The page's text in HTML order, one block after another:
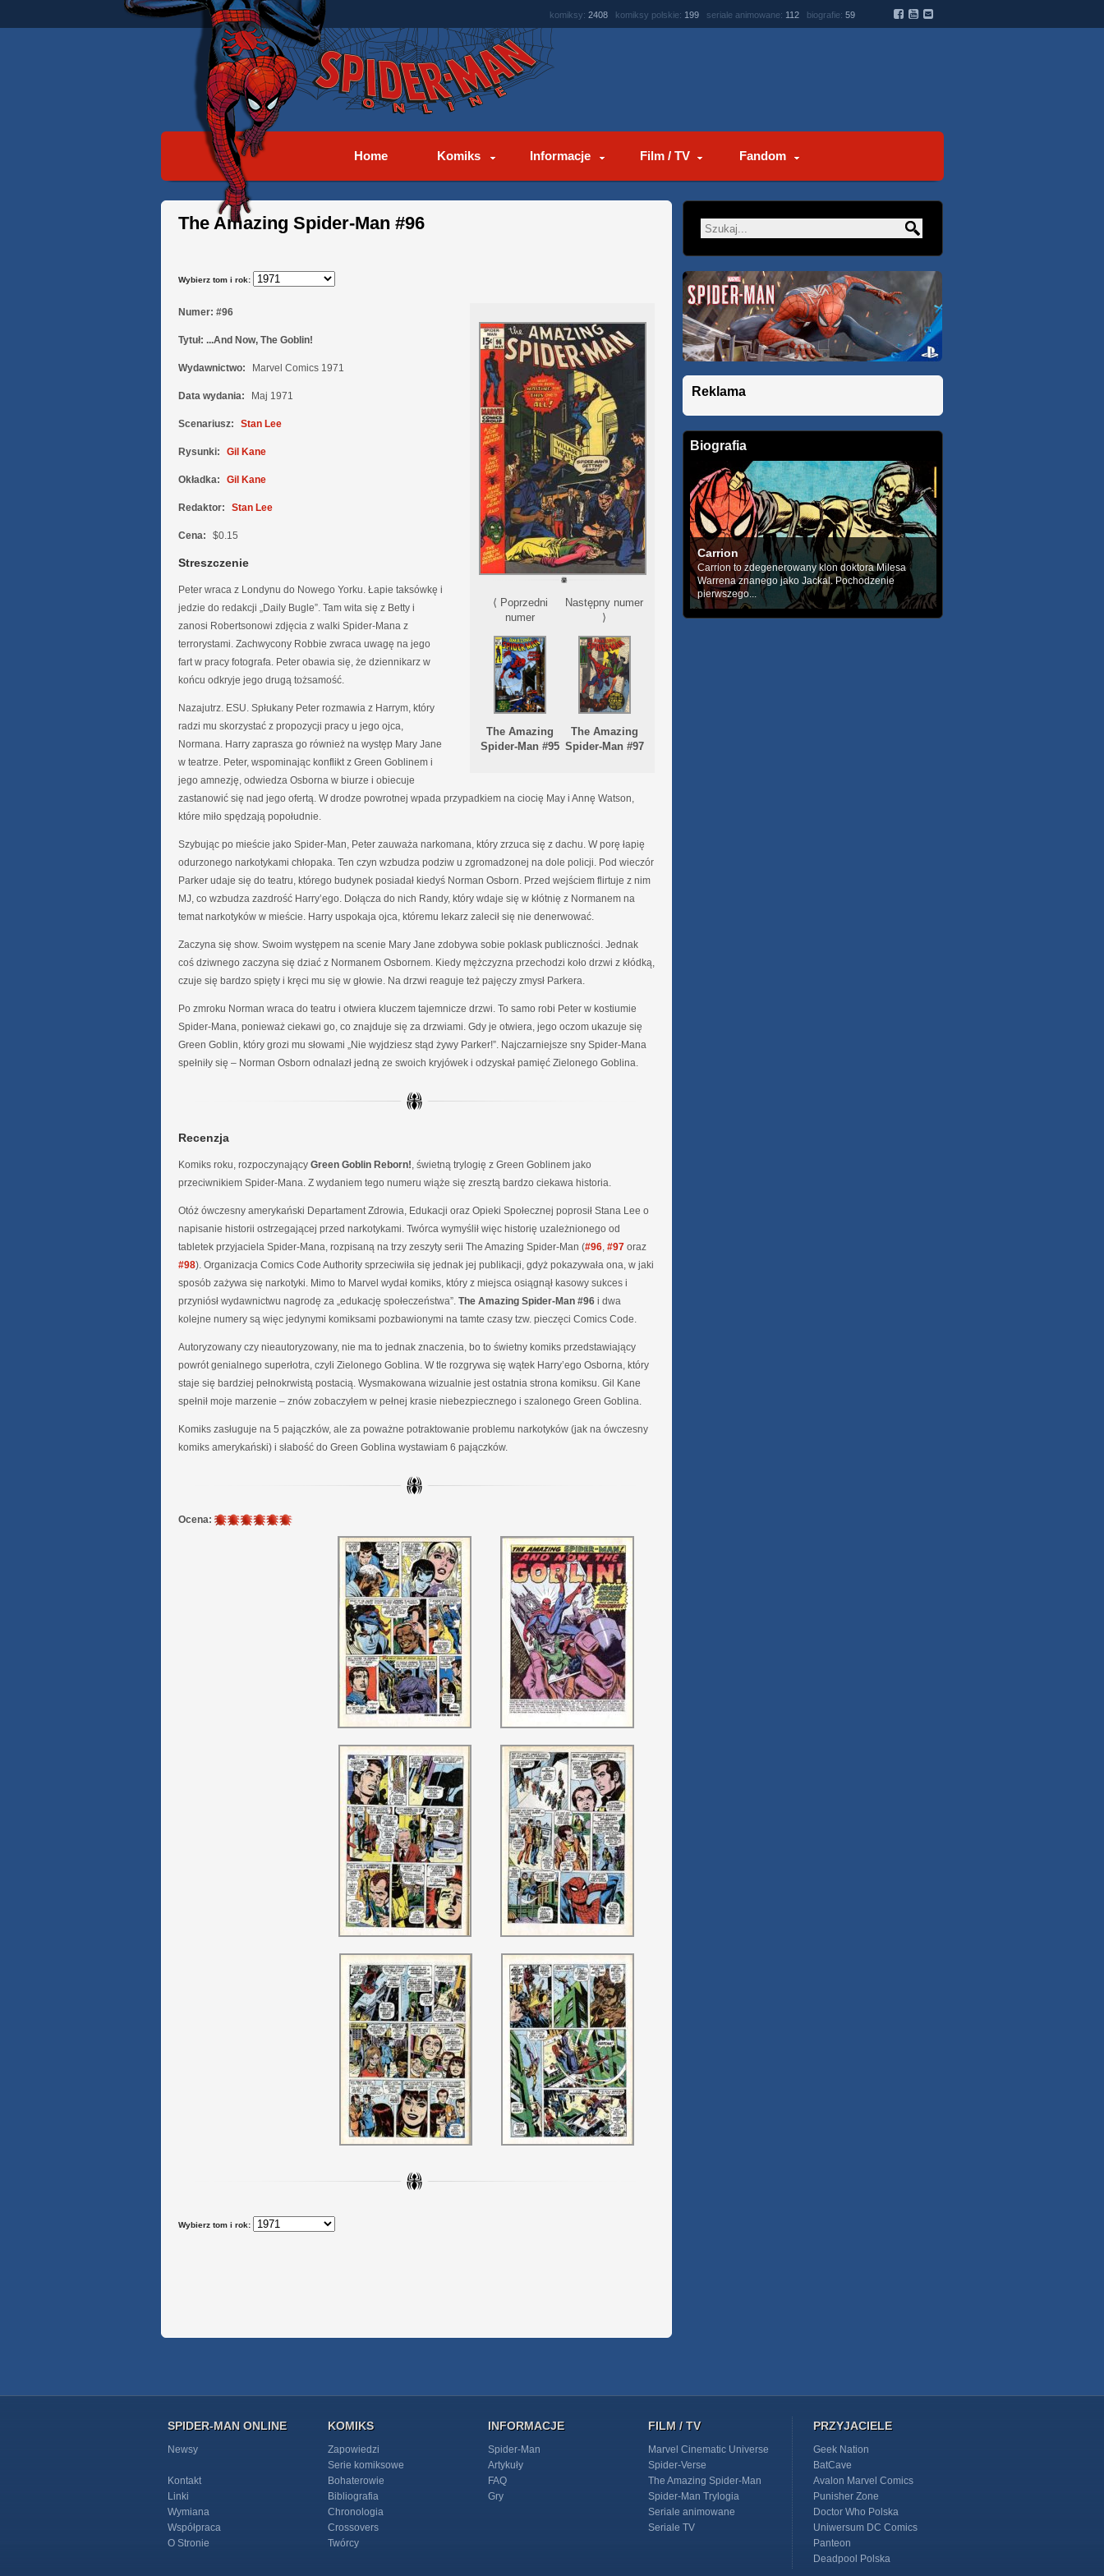
komiksy: 2408 komiksy polskie: 199 seriale animowane: 112 biografie: 59
Home Komiks Informacje Film / TV Fandom
The Amazing Spider-Man #96
Wybierz tom i rok:
⟨ Poprzedni
numer
The Amazing
Spider-Man #95
Następny numer
⟩
The Amazing
Spider-Man #97
Numer: #96
Tytuł: ...And Now, The Goblin!
Wydawnictwo: Marvel Comics 1971
Data wydania: Maj 1971
Scenariusz: Stan Lee
Rysunki: Gil Kane
Okładka: Gil Kane
Redaktor: Stan Lee
Cena: $0.15
Streszczenie
Peter wraca z Londynu do Nowego Yorku. Łapie taksówkę i
jedzie do redakcji „Daily Bugle”. Tam wita się z Betty i
zanosi Robertsonowi zdjęcia z walki Spider-Mana z
terrorystami. Zachwycony Robbie zwraca uwagę na jego
fart w pracy fotografa. Peter obawia się, że dziennikarz w
końcu odkryje jego drugą tożsamość.
Nazajutrz. ESU. Spłukany Peter rozmawia z Harrym, który
radzi mu skorzystać z propozycji pracy u jego ojca,
Normana. Harry zaprasza go również na występ Mary Jane
w teatrze. Peter, wspominając konflikt z Green Goblinem i
jego amnezję, odwiedza Osborna w biurze i obiecuje
zastanowić się nad jego ofertą. W drodze powrotnej wpada przypadkiem na ciocię May i Annę Watson,
które miło spędzają popołudnie.
Szybując po mieście jako Spider-Man, Peter zauważa narkomana, który zrzuca się z dachu. W porę łapię
odurzonego narkotykami chłopaka. Ten czyn wzbudza podziw u zgromadzonej na dole policji. Pod wieczór
Parker udaje się do teatru, którego budynek posiadał kiedyś Norman Osborn. Przed wejściem flirtuje z nim
MJ, co wzbudza zazdrość Harry’ego. Dołącza do nich Randy, który wdaje się w kłótnię z Normanem na
temat narkotyków w mieście. Harry uspokaja ojca, któremu lekarz zalecił się nie denerwować.
Zaczyna się show. Swoim występem na scenie Mary Jane zdobywa sobie poklask publiczności. Jednak
coś dziwnego zaczyna się dziać z Normanem Osbornem. Kiedy mężczyzna przechodzi koło drzwi z kłódką,
czuje się bardzo spięty i kręci mu się w głowie. Na drzwi reaguje też pajęczy zmysł Parkera.
Po zmroku Norman wraca do teatru i otwiera kluczem tajemnicze drzwi. To samo robi Peter w kostiumie
Spider-Mana, ponieważ ciekawi go, co znajduje się za drzwiami. Gdy je otwiera, jego oczom ukazuje się
Green Goblin, który grozi mu słowami „Nie wyjdziesz stąd żywy Parker!”. Najczarniejsze sny Spider-Mana
spełniły się – Norman Osborn odnalazł jedną ze swoich kryjówek i odzyskał pamięć Zielonego Goblina.
Recenzja
Komiks roku, rozpoczynający Green Goblin Reborn!, świetną trylogię z Green Goblinem jako
przeciwnikiem Spider-Mana. Z wydaniem tego numeru wiąże się zresztą bardzo ciekawa historia.
Otóż ówczesny amerykański Departament Zdrowia, Edukacji oraz Opieki Społecznej poprosił Stana Lee o
napisanie historii ostrzegającej przed narkotykami. Twórca wymyślił więc historię uzależnionego od
tabletek przyjaciela Spider-Mana, rozpisaną na trzy zeszyty serii The Amazing Spider-Man (#96, #97 oraz
#98). Organizacja Comics Code Authority sprzeciwiła się jednak jej publikacji, gdyż pokazywała ona, w jaki
sposób zażywa się narkotyki. Mimo to Marvel wydał komiks, który z miejsca osiągnął kasowy sukces i
przyniósł wydawnictwu nagrodę za „edukację społeczeństwa”. The Amazing Spider-Man #96 i dwa
kolejne numery są więc jedynymi komiksami pozbawionymi na tamte czasy tzw. pieczęci Comics Code.
Autoryzowany czy nieautoryzowany, nie ma to jednak znaczenia, bo to świetny komiks przedstawiający
powrót genialnego superłotra, czyli Zielonego Goblina. W tle rozgrywa się wątek Harry’ego Osborna, który
staje się bardziej pełnokrwistą postacią. Wysmakowana wizualnie jest ostatnia strona komiksu. Gil Kane
spełnił moje marzenie – znów zobaczyłem w pełnej krasie niebezpiecznego i szalonego Green Goblina.
Komiks zasługuje na 5 pajączków, ale za poważne potraktowanie problemu narkotyków (jak na ówczesny
komiks amerykański) i słabość do Green Goblina wystawiam 6 pajączków.
Ocena: 6
Wybierz tom i rok:
Reklama
Biografia
Carrion
Carrion to zdegenerowany klon doktora Milesa
Warrena znanego jako Jackal. Pochodzenie
pierwszego...
SPIDER-MAN ONLINE
Newsy
Kontakt
Linki
Wymiana
Współpraca
O Stronie
KOMIKS
Zapowiedzi
Serie komiksowe
Bohaterowie
Bibliografia
Chronologia
Crossovers
Twórcy
INFORMACJE
Spider-Man
Artykuły
FAQ
Gry
FILM / TV
Marvel Cinematic Universe
Spider-Verse
The Amazing Spider-Man
Spider-Man Trylogia
Seriale animowane
Seriale TV
PRZYJACIELE
Geek Nation
BatCave
Avalon Marvel Comics
Punisher Zone
Doctor Who Polska
Uniwersum DC Comics
Panteon
Deadpool Polska